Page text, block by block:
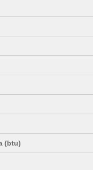
(btu)